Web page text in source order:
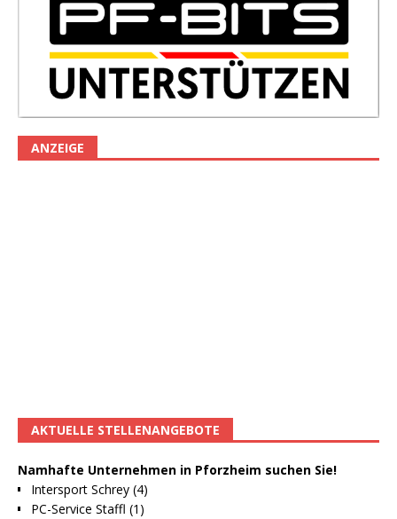
ANZEIGE
AKTUELLE STELLENANGEBOTE
Namhafte Unternehmen in Pforzheim suchen Sie!
Intersport Schrey (4)
PC-Service Staffl (1)